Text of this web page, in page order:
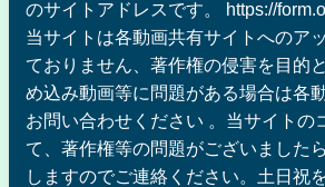
のサイトアドレスです。 https://
当サイトは各動画共有サイトへのア
ておりません、著作権の侵害を目的
め込み動画等に問題がある場合は各
お問い合わせください 。当サイトの
て、著作権等の問題がございました
しますのでご連絡ください。土日祝